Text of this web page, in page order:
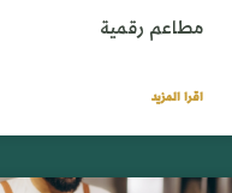
مطاعم رقمية
اقرا المزيد